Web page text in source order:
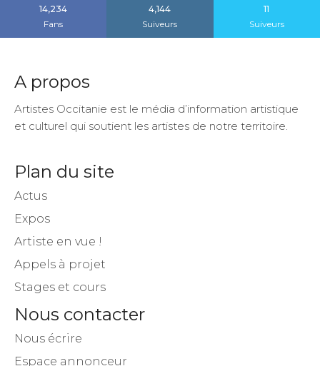
14,234
Fans
4,144
Suiveurs
11
Suiveurs
A propos
Artistes Occitanie est le média d’information artistique
et culturel qui soutient les artistes de notre territoire.
Plan du site
Actus
Expos
Artiste en vue !
Appels à projet
Stages et cours
Nous contacter
Nous écrire
Espace annonceur